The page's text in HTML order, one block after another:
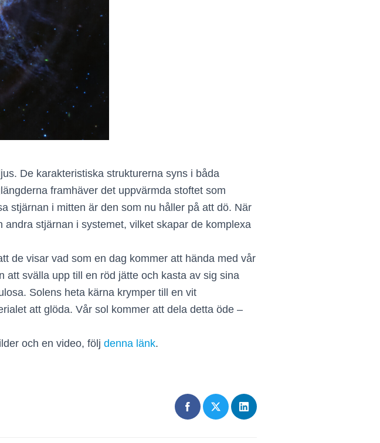
De karakteristiska strukturerna syns i båda
framhäver det uppvärmda stoftet som
stjärnan i mitten är den som nu håller på att dö. När
stjärnan i systemet, vilket skapar de komplexa
de visar vad som en dag kommer att hända med vår
svälla upp till en röd jätte och kasta av sig sina
Solens heta kärna krymper till en vit
att glöda. Vår sol kommer att dela detta öde –
och en video, följ denna länk.